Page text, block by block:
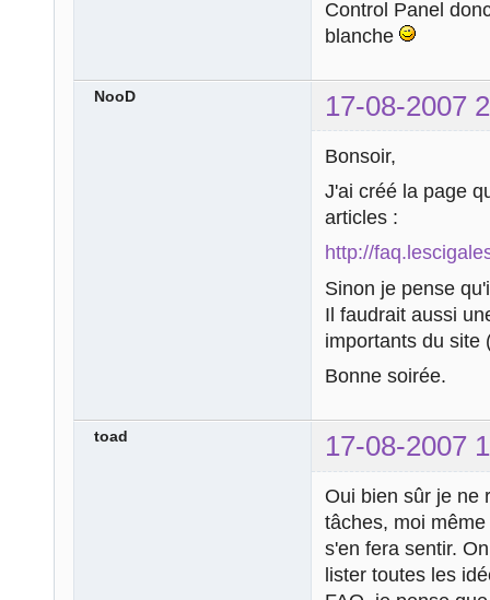
Control Panel
blanche
NooD 17-08-2007
Bonsoir,
J'ai créé la page
articles :
http://
Sinon je pense
Il faudrait aussi
importants du site
Bonne soirée.
toad 17-08-2007
Oui bien sûr je ne
tâches, moi
s'en fera sentir.
lister toutes les